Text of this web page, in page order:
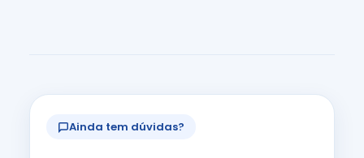
Ainda tem dúvidas?